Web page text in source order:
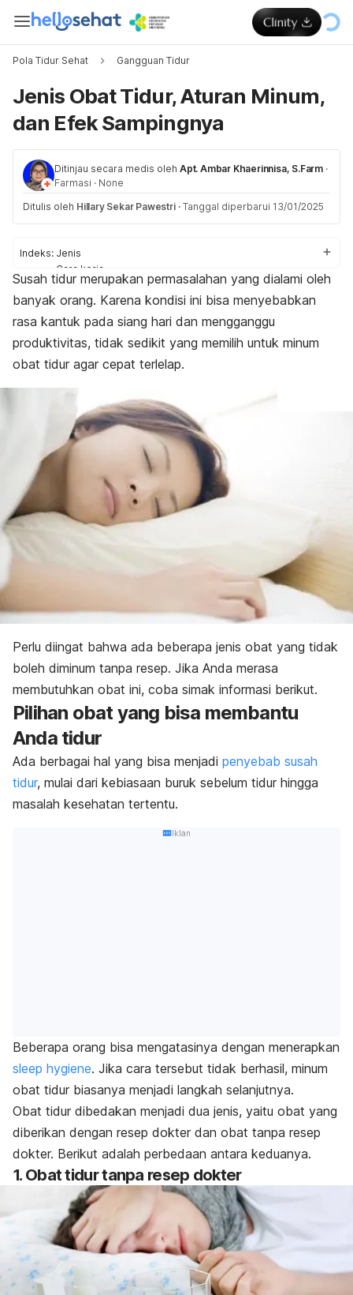
Pola Tidur Sehat Gangguan Tidur
Jenis Obat Tidur, Aturan Minum,
dan Efek Sampingnya
Ditinjau secara medis oleh Apt. Ambar Khaerinnisa, S.Farm ·
Farmasi · None
Ditulis oleh Hillary Sekar Pawestri · Tanggal diperbarui 13/01/2025
Indeks: Jenis
Cara kerja
Efek samping
Aturan minum
Tips mengurangi
Susah tidur merupakan permasalahan yang dialami oleh
banyak orang. Karena kondisi ini bisa menyebabkan
rasa kantuk pada siang hari dan mengganggu
produktivitas, tidak sedikit yang memilih untuk minum
obat tidur agar cepat terlelap.
Perlu diingat bahwa ada beberapa jenis obat yang tidak
boleh diminum tanpa resep. Jika Anda merasa
membutuhkan obat ini, coba simak informasi berikut.
Pilihan obat yang bisa membantu
Anda tidur
Ada berbagai hal yang bisa menjadi penyebab susah
tidur, mulai dari kebiasaan buruk sebelum tidur hingga
masalah kesehatan tertentu.
Iklan
Beberapa orang bisa mengatasinya dengan menerapkan
sleep hygiene. Jika cara tersebut tidak berhasil, minum
obat tidur biasanya menjadi langkah selanjutnya.
Obat tidur dibedakan menjadi dua jenis, yaitu obat yang
diberikan dengan resep dokter dan obat tanpa resep
dokter. Berikut adalah perbedaan antara keduanya.
1. Obat tidur tanpa resep dokter